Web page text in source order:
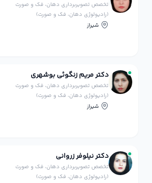
تخصص تصویربرداری دهان، فک و صورت
(رادیولوژی دهان، فک و صورت)
شیراز
دکتر مریم زنگوئی بوشهری
تخصص تصویربرداری دهان، فک و صورت
(رادیولوژی دهان، فک و صورت)
شیراز
دکتر نیلوفر زروانی
تخصص تصویربرداری دهان، فک و صورت
(رادیولوژی دهان، فک و صورت)